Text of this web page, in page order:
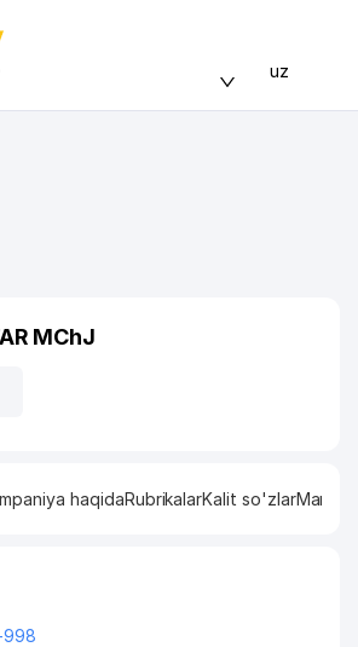
uz
MChJ
haqidaRubrikalarKalit so'zlarManzil